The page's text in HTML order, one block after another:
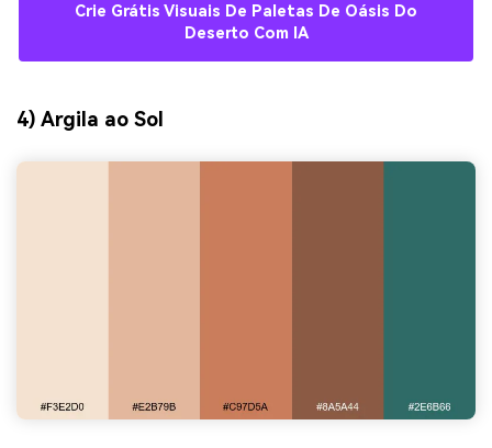
Crie Grátis Visuais De Paletas De Oásis Do
Deserto Com IA
4) Argila ao Sol